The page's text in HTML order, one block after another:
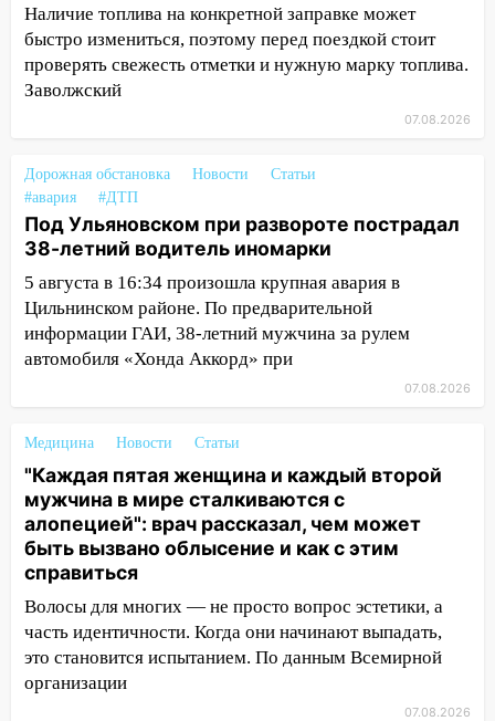
14:04 Жару смоет ливнями: прогноз
погоды в Ульяновской области на
выходные 8-9 августа
13:30 В Ульяновске транспортные
13:20 В Ульяновске за один день
обокрали женщину на пляже и
подростка в сквере
13:01 В Димитровграде мужчина
выбросил из машины страйкбольную
гранату: его задержали
12:34 На Ульяновскую область
надвигается сильнейшая непогода: град
12:31
Ульяновец хотел купить иномарку
из Европы и потерял 760 тысяч рублей
12:20
В Чердаклинском районе
столкнулись «Лада» и Chevrolet:
пострадал 14-летний подросток
12:00 Где есть бензин в Ульяновске 7
августа: список АЗС
11:50 Заснул рядом с ребёнком и
случайно задушил его: суд вынес
Наличие топлива на конкретной заправке может
быстро измениться, поэтому перед поездкой стоит
проверять свежесть отметки и нужную марку топлива.
Заволжский
07.08.2026
Дорожная обстановка Новости
Статьи
#авария
#ДТП
Под Ульяновском при развороте пострадал
38-летний водитель иномарки
5 августа в 16:34 произошла крупная авария в
Цильнинском районе. По предварительной
информации ГАИ, 38-летний мужчина за рулем
автомобиля «Хонда Аккорд» при
07.08.2026
Медицина Новости Статьи
"Каждая пятая женщина и каждый второй
мужчина в мире сталкиваются с
алопецией": врач рассказал, чем может
быть вызвано облысение и как с этим
справиться
Волосы для многих — не просто вопрос эстетики, а
часть идентичности. Когда они начинают выпадать,
это становится испытанием. По данным Всемирной
организации
07.08.2026